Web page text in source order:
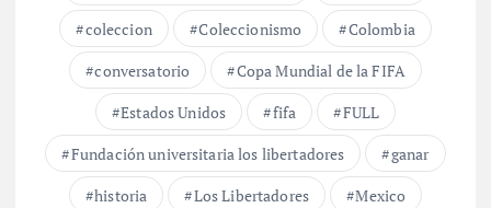
coleccion
Coleccionismo
Colombia
conversatorio
Copa Mundial de la FIFA
Estados Unidos
fifa
FULL
Fundación universitaria los libertadores
ganar
historia
Los Libertadores
Mexico